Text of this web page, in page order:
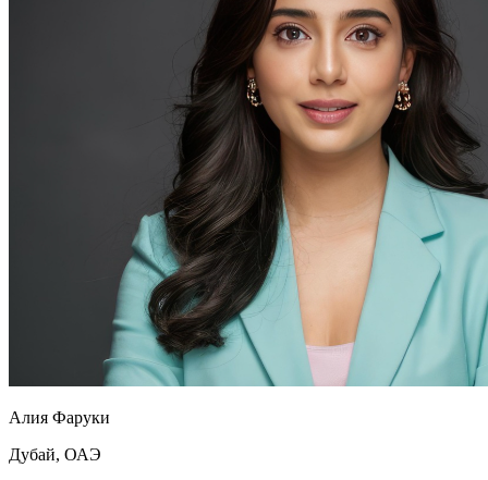
Алия Фаруки
Дубай, ОАЭ